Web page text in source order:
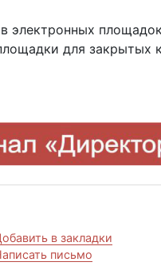
электронных
для закрытых
в закладки
письмо